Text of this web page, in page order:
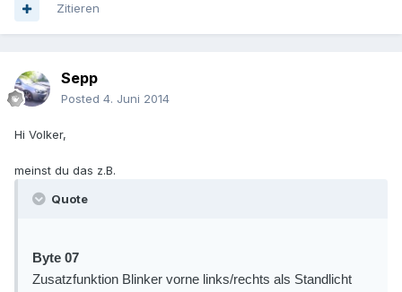
Zitieren
Sepp
Posted 4. Juni 2014
Hi Volker,
meinst du das z.B.
Quote
Byte 07
Zusatzfunktion Blinker vorne links/rechts als Standlicht